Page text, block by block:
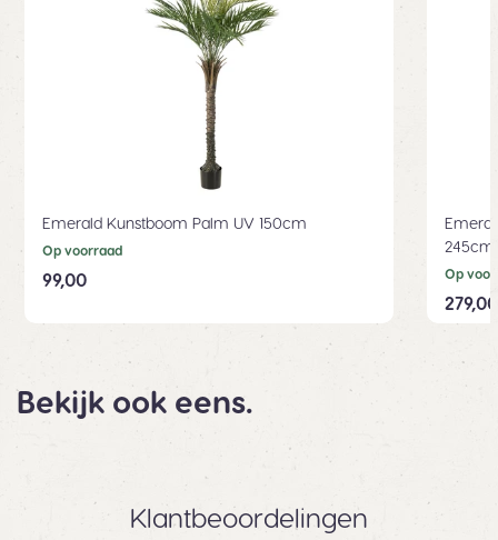
Emerald Kunstboom Palm UV 150cm
Op voorraad
99,00
245cm
Op
279,00
Bekijk ook eens.
Klantbeoordelingen